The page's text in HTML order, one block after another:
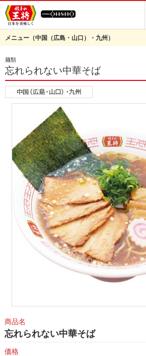
忘れられない中華そば
麺類
商品名
忘れられない中華そば
価格
メニュー （中国（広島・山口）・九州）